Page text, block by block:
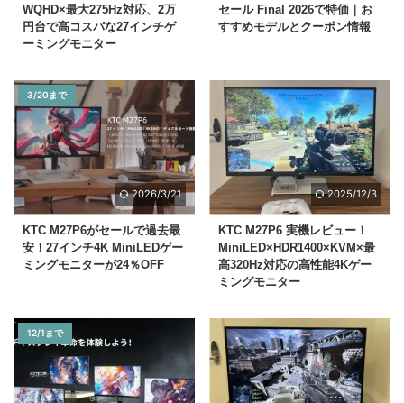
WQHD×最大275Hz対応、2万
円台で高コスパな27インチゲ
ーミングモニター
セール Final 2026で特価｜お
すすめモデルとクーポン情報
3/20まで
2026/3/21
KTC M27P6がセールで過去最
安！27インチ4K MiniLEDゲー
ミングモニターが24％OFF
2025/12/3
KTC M27P6 実機レビュー！
MiniLED×HDR1400×KVM×最
高320Hz対応の高性能4Kゲー
ミングモニター
12/1まで